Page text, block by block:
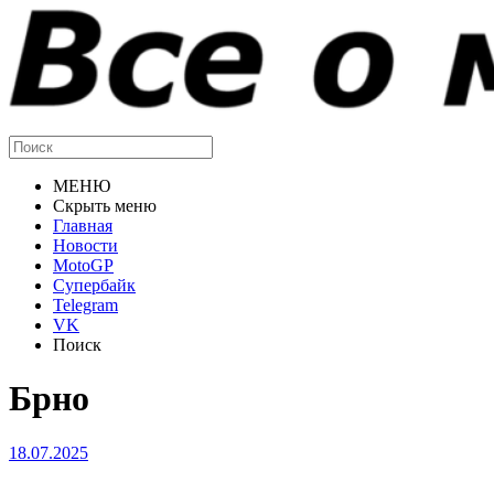
МЕНЮ
Скрыть меню
Главная
Новости
MotoGP
Супербайк
Telegram
VK
Поиск
Брно
18.07.2025